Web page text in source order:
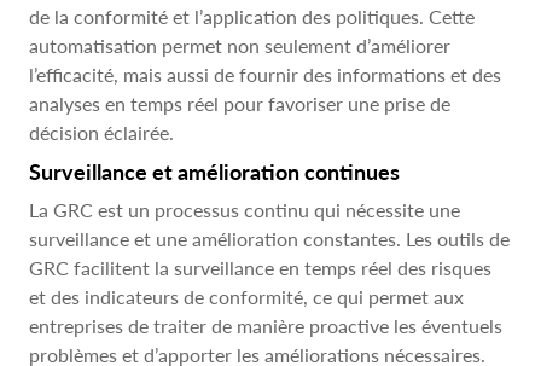
de la conformité et l’application des politiques. Cette
automatisation permet non seulement d’améliorer
l’efficacité, mais aussi de fournir des informations et des
analyses en temps réel pour favoriser une prise de
décision éclairée.
Surveillance et amélioration continues
La GRC est un processus continu qui nécessite une
surveillance et une amélioration constantes. Les outils de
GRC facilitent la surveillance en temps réel des risques
et des indicateurs de conformité, ce qui permet aux
entreprises de traiter de manière proactive les éventuels
problèmes et d’apporter les améliorations nécessaires.